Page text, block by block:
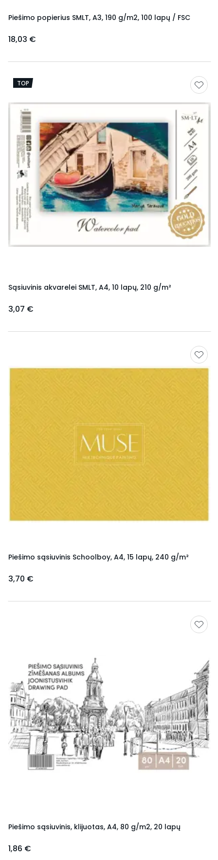
Piešimo popierius SMLT, A3, 190 g/m2, 100 lapų / FSC
18,03 €
TOP
Sąsiuvinis akvarelei SMLT, A4, 10 lapų, 210 g/m²
3,07 €
Piešimo sąsiuvinis Schoolboy, A4, 15 lapų, 240 g/m²
3,70 €
Piešimo sąsiuvinis, klijuotas, A4, 80 g/m2, 20 lapų
1,86 €